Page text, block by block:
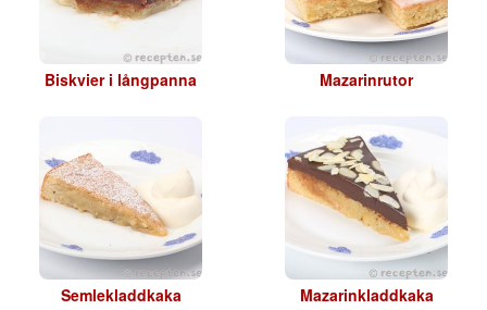
Biskvier i långpanna Mazarinrutor
Semlekladdkaka Mazarinkladdkaka